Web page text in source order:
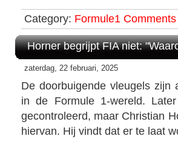
Category: Formule1
Horner begrijpt FIA niet:
zaterdag, 22 februari, 2025
De doorbuigende vleugels zijn
in de Formule 1-wereld.
gecontroleerd, maar Christian
hiervan. Hij vindt dat er te laat